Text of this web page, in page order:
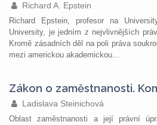
Richard A. Epstein
Richard Epstein, profesor na
University, je jedním z nejvlivnějších
Kromě zásadních děl na poli práva
mezi americkou akademickou...
Zákon o zaměstnanosti.
Ladislava Steinichová
Oblast zaměstnanosti a její právní